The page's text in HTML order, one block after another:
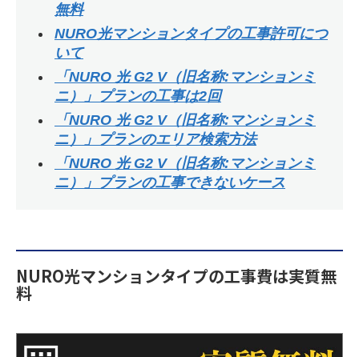
無料
NURO光マンションタイプの工事許可につ
いて
「NURO 光 G2 V（旧名称:マンションミ
ニ）」プランの工事は2回
「NURO 光 G2 V（旧名称:マンションミ
ニ）」プランのエリア検索方法
「NURO 光 G2 V（旧名称:マンションミ
ニ）」プランの工事できないケース
NURO光マンションタイプの工事費は実質無
料